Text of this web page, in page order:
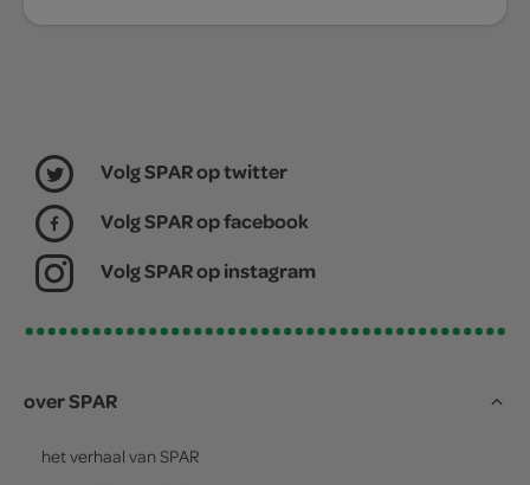
Volg SPAR op twitter
Volg SPAR op facebook
Volg SPAR op instagram
over SPAR
het verhaal van SPAR